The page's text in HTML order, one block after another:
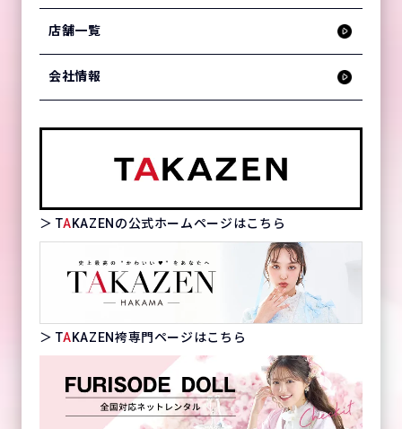
店舗一覧
会社情報
＞ TAKAZENの公式ホームページはこちら
＞ TAKAZEN袴専門ページはこちら